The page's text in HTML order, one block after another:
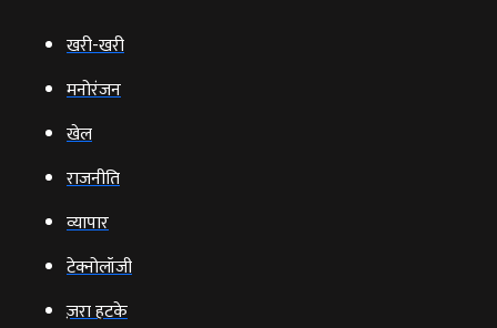
खरी-खरी
मनोरंजन
खेल
राजनीति
व्‍यापार
टेक्‍नोलॉजी
ज़रा हटके